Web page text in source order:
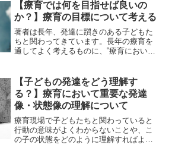
たこと、今だからこそ経験...
【療育では何を目指せば良いの
か？】療育の目標について考える
著者は長年、発達に躓きのある子どもた
ちと関わってきています。長年の療育を
通してよく考えるものに、‟療育において
一人ひとりは違いますので、10人いれば
10通りの目標が出...
【子どもの発達をどう理解す
る？】療育において重要な発達
像・状態像の理解について
療育現場で子どもたちと関わっていると
行動の意味がよくわからないことや、こ
の子の状態をどのように理解すればよい